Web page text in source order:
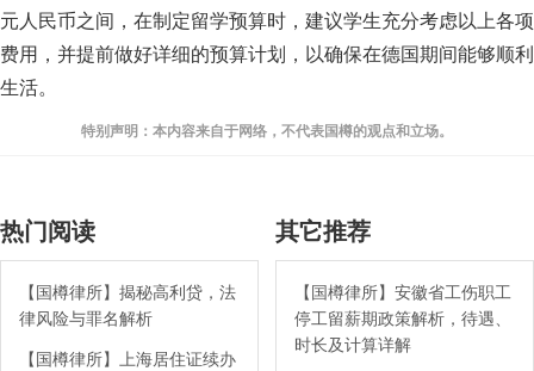
元人民币之间，在制定留学预算时，建议学生充分考虑以上各项
费用，并提前做好详细的预算计划，以确保在德国期间能够顺利
生活。
特别声明：本内容来自于网络，不代表国樽的观点和立场。
热门阅读
【国樽律所】揭秘高利贷，法
律风险与罪名解析
【国樽律所】上海居住证续办
其它推荐
【国樽律所】安徽省工伤职工
停工留薪期政策解析，待遇、
时长及计算详解